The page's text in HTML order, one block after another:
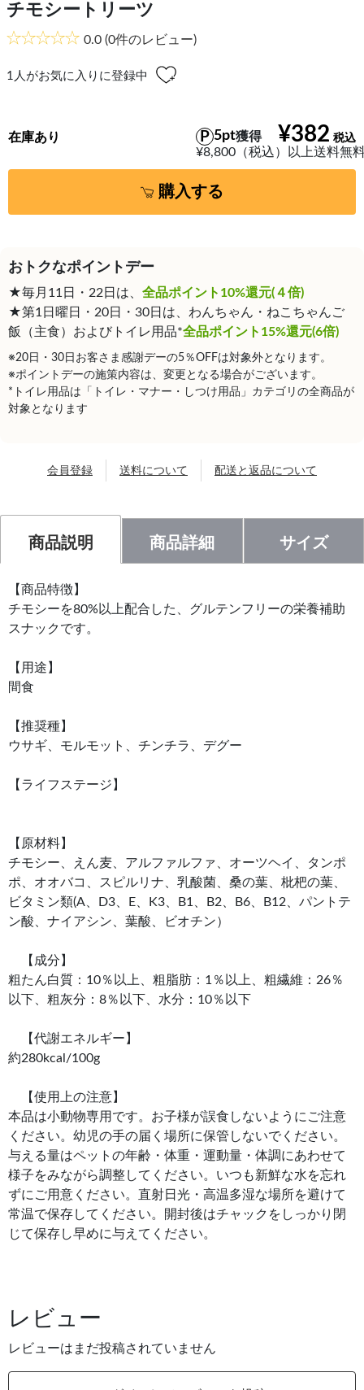
チモシートリーツ
0.0 (0件のレビュー)
1 人がお気に入りに登録中
¥382
5pt獲得
¥8,800（税込）以上送料無
在庫あり
購入する
おトクなポイントデー
★毎月11日・22日は、 全品ポイント10%還元(４倍)
★第1日曜日・20日・30日は、わんちゃん・ねこちゃんご
飯（主食）およびトイレ用品*全品ポイント15%還元(6倍)
※20日・30日お客さま感謝デーの5％OFFは対象外となります。
※ポイントデーの施策内容は、変更となる場合がございます。
*トイレ用品は「トイレ・マナー・しつけ用品」カテゴリの全商品が
対象となります
会員登録 送料について 配送と返品について
商品説明 商品詳細 サイズ
【商品特徴】
チモシーを80%以上配合した、グルテンフリーの栄養補助
スナックです。
【用途】
間食
【推奨種】
ウサギ、モルモット、チンチラ、デグー
【ライフステージ】
【原材料】
チモシー、えん麦、アルファルファ、オーツヘイ、タンポ
ポ、オオバコ、スピルリナ、乳酸菌、桑の葉、枇杷の葉、
ビタミン類(A、D3、E、K3、B1、B2、B6、B12、パントテ
ン酸、ナイアシン、葉酸、ビオチン）
【成分】
粗たん白質：10％以上、粗脂肪：1％以上、粗繊維：26％
以下、粗灰分：8％以下、水分：10％以下
【代謝エネルギー】
約280kcal/100g
【使用上の注意】
本品は小動物専用です。お子様が誤食しないようにご注意
ください。幼児の手の届く場所に保管しないでください。
与える量はペットの年齢・体重・運動量・体調にあわせて
様子をみながら調整してください。いつも新鮮な水を忘れ
ずにご用意ください。直射日光・高温多湿な場所を避けて
常温で保存してください。開封後はチャックをしっかり閉
じて保存し早めに与えてください。
レビュー
レビューはまだ投稿されていません